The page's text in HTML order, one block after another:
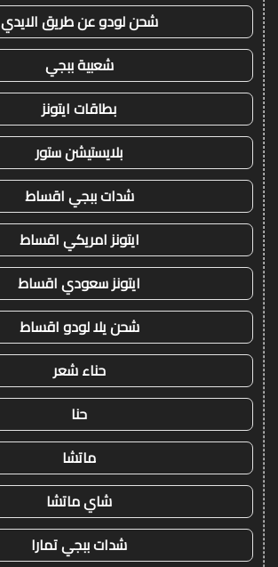
شحن لودو عن طريق الايدي
شعبية ببجي
بطاقات ايتونز
بلايستيشن ستور
شدات ببجي اقساط
ايتونز امريكي اقساط
ايتونز سعودي اقساط
شحن يلا لودو اقساط
حناء شعر
حنا
ماتشا
شاي ماتشا
شدات ببجي تمارا